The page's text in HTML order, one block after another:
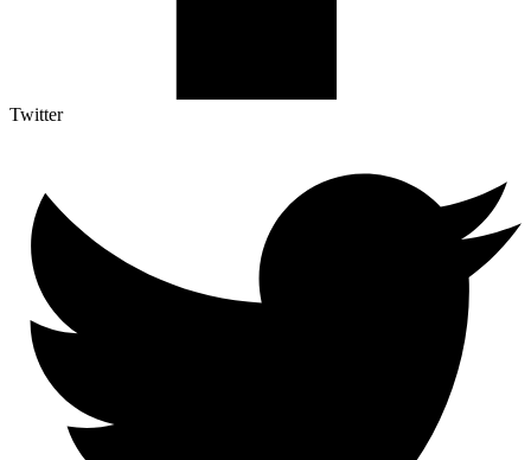
Twitter